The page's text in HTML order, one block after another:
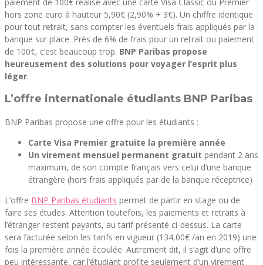
paiement de 100€ réalisé avec une carte Visa Classic ou Premier
hors zone euro à hauteur 5,90€ (2,90% + 3€). Un chiffre identique
pour tout retrait, sans compter les éventuels frais appliqués par la
banque sur place. Près de 6% de frais pour un retrait ou paiement
de 100€, c’est beaucoup trop. BNP Paribas propose
heureusement des solutions pour voyager l’esprit plus
léger.
L’offre internationale étudiants BNP Paribas
BNP Paribas propose une offre pour les étudiants :
Carte Visa Premier gratuite la première année
Un virement mensuel permanent gratuit pendant 2 ans
maximum, de son compte français vers celui d’une banque
étrangère (hors frais appliqués par de la banque réceptrice)
L’offre BNP Paribas étudiants permet de partir en stage ou de
faire ses études. Attention toutefois, les paiements et retraits à
l’étranger restent payants, au tarif présenté ci-dessus. La carte
sera facturée selon les tarifs en vigueur (134,00€ /an en 2019) une
fois la première année écoulée. Autrement dit, il s’agit d’une offre
peu intéressante, car l’étudiant profite seulement d’un virement